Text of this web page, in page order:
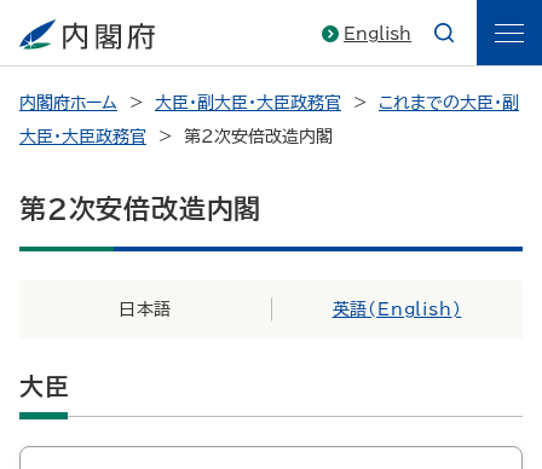
English
内閣府ホーム 大臣・副大臣・大臣政務官
これまでの大臣・副
大臣・大臣政務官
第2次安倍改造内閣
第2次安倍改造内閣
日本語 英語( English )
大臣